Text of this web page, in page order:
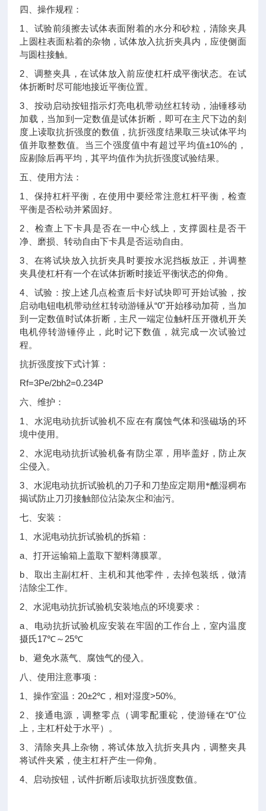
四、操作规程：
1 、试验前须擦去试体表面附着的水分和砂粒，清除夹具
上圆柱表面粘着的杂物，试体放入抗折夹具内，应使侧面
与圆柱接触。
2 、调整夹具，在试体放入前应使杠杆成平衡状态。在试
体折断时尽可能地接近平衡位置。
3 、按动启动按钮指示灯亮电机带动丝杠转动，油锤移动
加载，当加到一定数值是试体折断，即可在主尺下边的刻
度上读取抗折强度的数值，抗折强度结果取三块试体平均
值并取整数值。当三个强度值中有超过平均值±10%的，
应剔除后再平均，其平均值作为抗折强度试验结果。
五、使用方法：
1 、保持杠杆平衡，在使用中要经常注意杠杆平衡，检查
平衡是否松动并紧固好。
2 、检查上下卡具是否在一中心线上，支撑圆柱是否干
净、磨损、转动自由下卡具是否运动自由。
3 、在将试块放入抗折夹具时要按水泥挡板放正，并调整
夹具使杠杆有一个在试体折断时接近平衡状态的仰角。
4 、试验：按上述几点检查后卡好试块即可开始试验，按
启动电钮电机带动丝杠转动游锤从“0"开始移动加荷，当加
到一定数值时试体折断，主尺一端定位触杆压开微机开关
电机停转游锤停止，此时记下数值，就完成一次试验过
程。
抗折强度按下式计算：
Rf=3Pe/2bh2=0.234P
六、维护：
1 、水泥电动抗折试验机不应在有腐蚀气体和强磁场的环
境中使用。
2 、水泥电动抗折试验机备有防尘罩，用毕盖好，防止灰
尘侵入。
3 、水泥电动抗折试验机的刀子和刀垫应定期用*醮湿稠布
揭试防止刀刃接触部位沾染灰尘和油污。
七、安装：
1 、水泥电动抗折试验机的拆箱：
a 、打开运输箱上盖取下塑料薄膜罩。
b 、取出主副杠杆、主机和其他零件，去掉包装纸，做清
洁除尘工作。
2 、水泥电动抗折试验机安装地点的环境要求：
a 、电动抗折试验机应安装在牢固的工作台上，室内温度
摄氏17℃～ 25℃
b 、避免水蒸气、腐蚀气的侵入。
八、使用注意事项：
1 、操作室温： 20±2℃ ，相对湿度>50%。
2 、接通电源，调整零点（调零配重砣，使游锤在“0"位
上，主杠杆处于水平）。
3 、清除夹具上杂物，将试体放入抗折夹具内，调整夹具
将试件夹紧，使主杠杆产生一仰角。
4 、启动按钮，试件折断后读取抗折强度数值。